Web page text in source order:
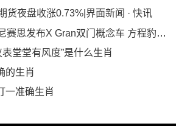
货夜盘收涨0.73%|界面新闻 · 快讯
双门概念车 方程豹钛3主打智驾及无人机融合|界面新闻 · 汽车
堂堂有风度”是什么生肖
的生肖
一准确生肖